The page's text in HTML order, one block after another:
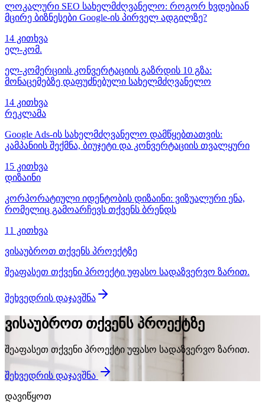
ლოკალური SEO სახელმძღვანელო: როგორ ხვდებიან
მცირე ბიზნესები Google-ის პირველ ადგილზე?
14 კითხვა
ელ-კომ.
ელ-კომერციის კონვერტაციის გაზრდის 10 გზა:
მონაცემებზე დაფუძნებული სახელმძღვანელო
14 კითხვა
რეკლამა
Google Ads-ის სახელმძღვანელო დამწყებთათვის:
კამპანიის შექმნა, ბიუჯეტი და კონვერტაციის თვალყური
15 კითხვა
დიზაინი
კორპორატიული იდენტობის დიზაინი: ვიზუალური ენა,
რომელიც გამოარჩევს თქვენს ბრენდს
11 კითხვა
ვისაუბროთ თქვენს პროექტზე
შეაფასეთ თქვენი პროექტი უფასო სადაზვერვო ზარით.
შეხვედრის დაჯავშნა
ვისაუბროთ თქვენს პროექტზე
შეაფასეთ თქვენი პროექტი უფასო სადაზვერვო ზარით.
შეხვედრის დაჯავშნა
დავიწყოთ